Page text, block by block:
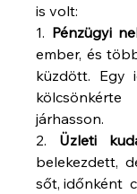
is volt:
1. Pénzügyi
ember, és
küzdött. Egy
járhasson.
2. Üzleti
belekezdett,
sőt, időnként